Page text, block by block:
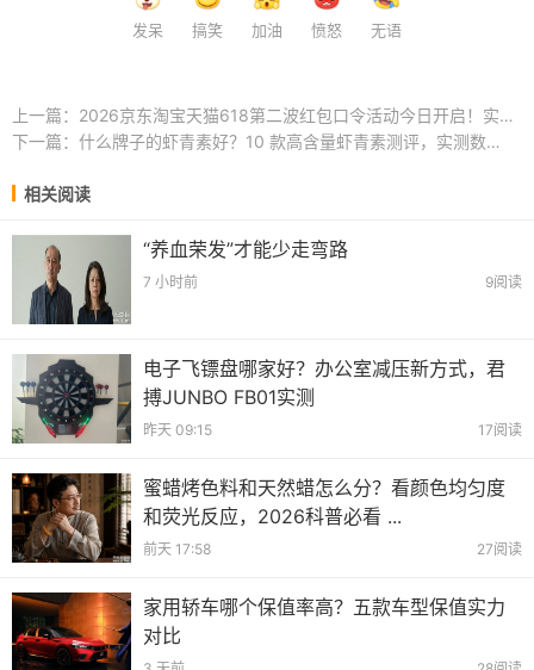
发呆 搞笑 加油 愤怒 无语
上一篇： 2026京东淘宝天猫618第二波红包口令活动今日开启！实测有效的618领取口令推荐 ...
下一篇： 什么牌子的虾青素好？10 款高含量虾青素测评，实测数据见真章 ...
相关阅读
“养血荣发”才能少走弯路
7 小时前 9阅读
电子飞镖盘哪家好？办公室减压新方式，君
搏JUNBO FB01实测
昨天 09:15 17阅读
蜜蜡烤色料和天然蜡怎么分？看颜色均匀度
和荧光反应，2026科普必看 ...
前天 17:58 27阅读
家用轿车哪个保值率高？五款车型保值实力
对比